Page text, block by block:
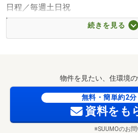
日程／毎週土日祝
時間／10:00～17:00
＿＿＿＿■街とあなたを結ぶ 小田
￣￣小田急不動産 大和店￣￣￣
続きを見る
物件を見たい、住環境
無料・簡単約2分
資料をも
※SUUMOのお